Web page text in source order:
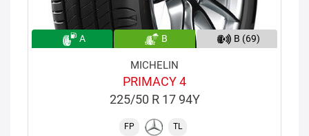
A B B (69)
MICHELIN
PRIMACY 4
225/50 R 17 94Y
FP TL